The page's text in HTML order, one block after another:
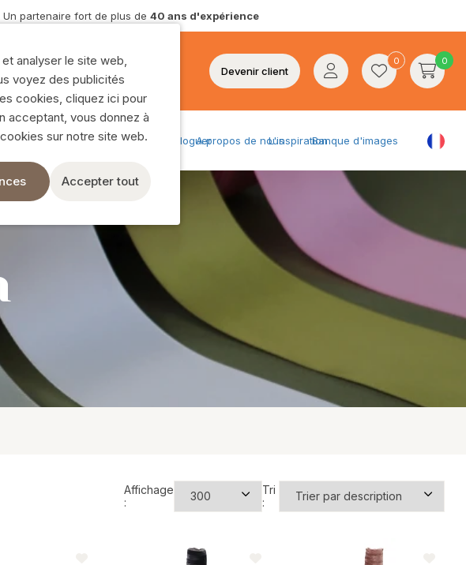
Un partenaire fort de plus de 40 ans d'expérience
Devenir client
0 0
Livraison rapide
6.000 articles en stock
8 camions d’exposition modernes
Je veux devenir client
sous 24h !
BloguerA propos de nousL'inspirationBanque d'images
séches
Plateaux
Bougies
Photophores
Cubes d'ambre et plus encore
Accessoires d’intérieur
Montre tout
Boules de Noël
Éclairage de Noël
Suspensions de Noël
Affichage
:
Tri
:
analyser le site web,
voyez des publicités
cookies, cliquez ici pour
acceptant, vous donnez à
sur notre site web.
Accepter tout